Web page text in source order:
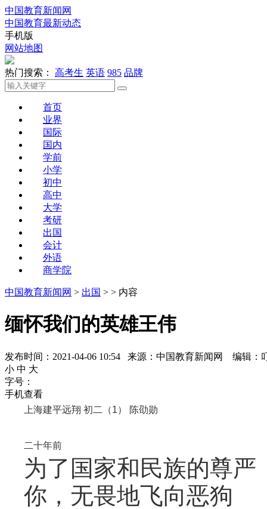
中国教育新闻网
中国教育最新动态
手机版
网站地图
热门搜索： 高考生 英语 985 品牌
首页
业界
国际
国内
学前
小学
初中
高中
大学
考研
出国
会计
外语
商学院
中国教育新闻网 > 出国 > > 内容
缅怀我们的英雄王伟
发布时间：2021-04-06 10:54 来源：中国教育新闻网 编辑：
小 中 大
字号：
手机查看
上海建平远翔 初二（1） 陈劭勋
二十年前
为了国家和民族的尊严
你，无畏地飞向恶狗